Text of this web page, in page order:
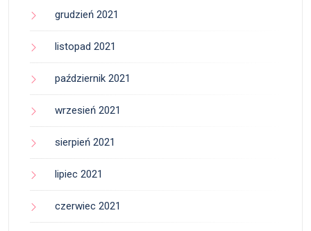
grudzień 2021
listopad 2021
październik 2021
wrzesień 2021
sierpień 2021
lipiec 2021
czerwiec 2021